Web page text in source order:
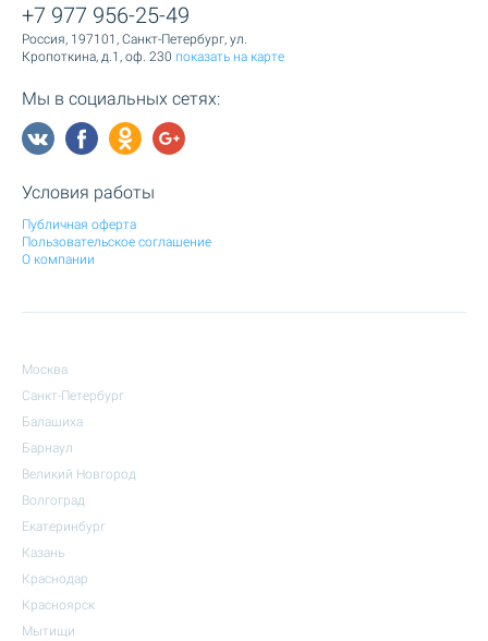
+7 977 956-25-49
Россия, 197101, Санкт-Петербург, ул.
Кропоткина, д.1, оф. 230 показать на карте
Мы в социальных сетях:
Условия работы
Публичная оферта
Пользовательское соглашение
О компании
Москва
Санкт-Петербург
Балашиха
Барнаул
Великий Новгород
Волгоград
Екатеринбург
Казань
Краснодар
Красноярск
Мытищи